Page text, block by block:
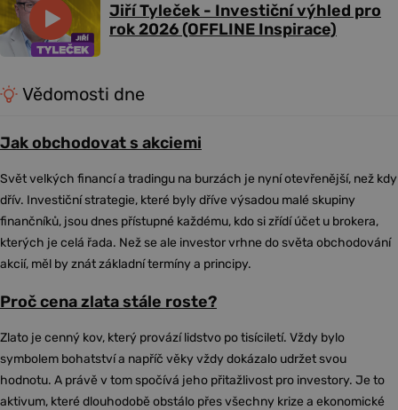
Jiří Tyleček - Investiční výhled pro
rok 2026 (OFFLINE Inspirace)
Vědomosti dne
Jak obchodovat s akciemi
Svět velkých financí a tradingu na burzách je nyní otevřenější, než kdy
dřív. Investiční strategie, které byly dříve výsadou malé skupiny
finančníků, jsou dnes přístupné každému, kdo si zřídí účet u brokera,
kterých je celá řada. Než se ale investor vrhne do světa obchodování
akcií, měl by znát základní termíny a principy.
Proč cena zlata stále roste?
Zlato je cenný kov, který provází lidstvo po tisíciletí. Vždy bylo
symbolem bohatství a napříč věky vždy dokázalo udržet svou
hodnotu. A právě v tom spočívá jeho přitažlivost pro investory. Je to
aktivum, které dlouhodobě obstálo přes všechny krize a ekonomické